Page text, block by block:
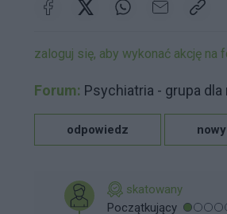
zaloguj się, aby wykonać akcję na
Forum: Psychiatria - grupa
odpowiedz
skatowany
Początkujący